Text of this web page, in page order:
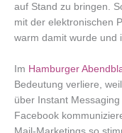
auf Stand zu bringen.
mit der elektronischen
warm damit wurde und
Im Hamburger
Bedeutung verliere,
über Instant
Facebook
Mail-Marketings so